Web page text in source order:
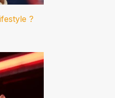
?